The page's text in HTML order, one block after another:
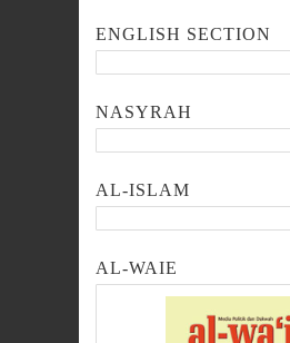
ENGLISH SECTION
NASYRAH
AL-ISLAM
AL-WAIE